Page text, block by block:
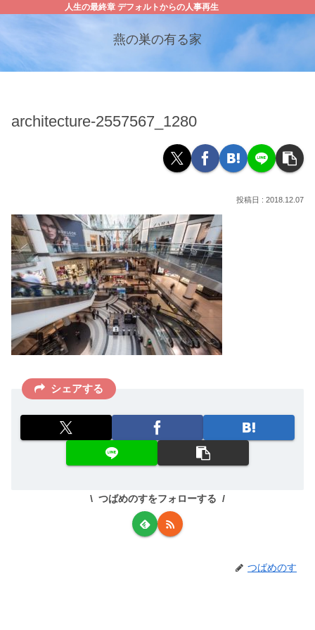
人生の最終章 デフォルトからの人事再生
燕の巣の有る家
architecture-2557567_1280
2018.12.07
シェアする
つばめのすをフォローする
つばめのす